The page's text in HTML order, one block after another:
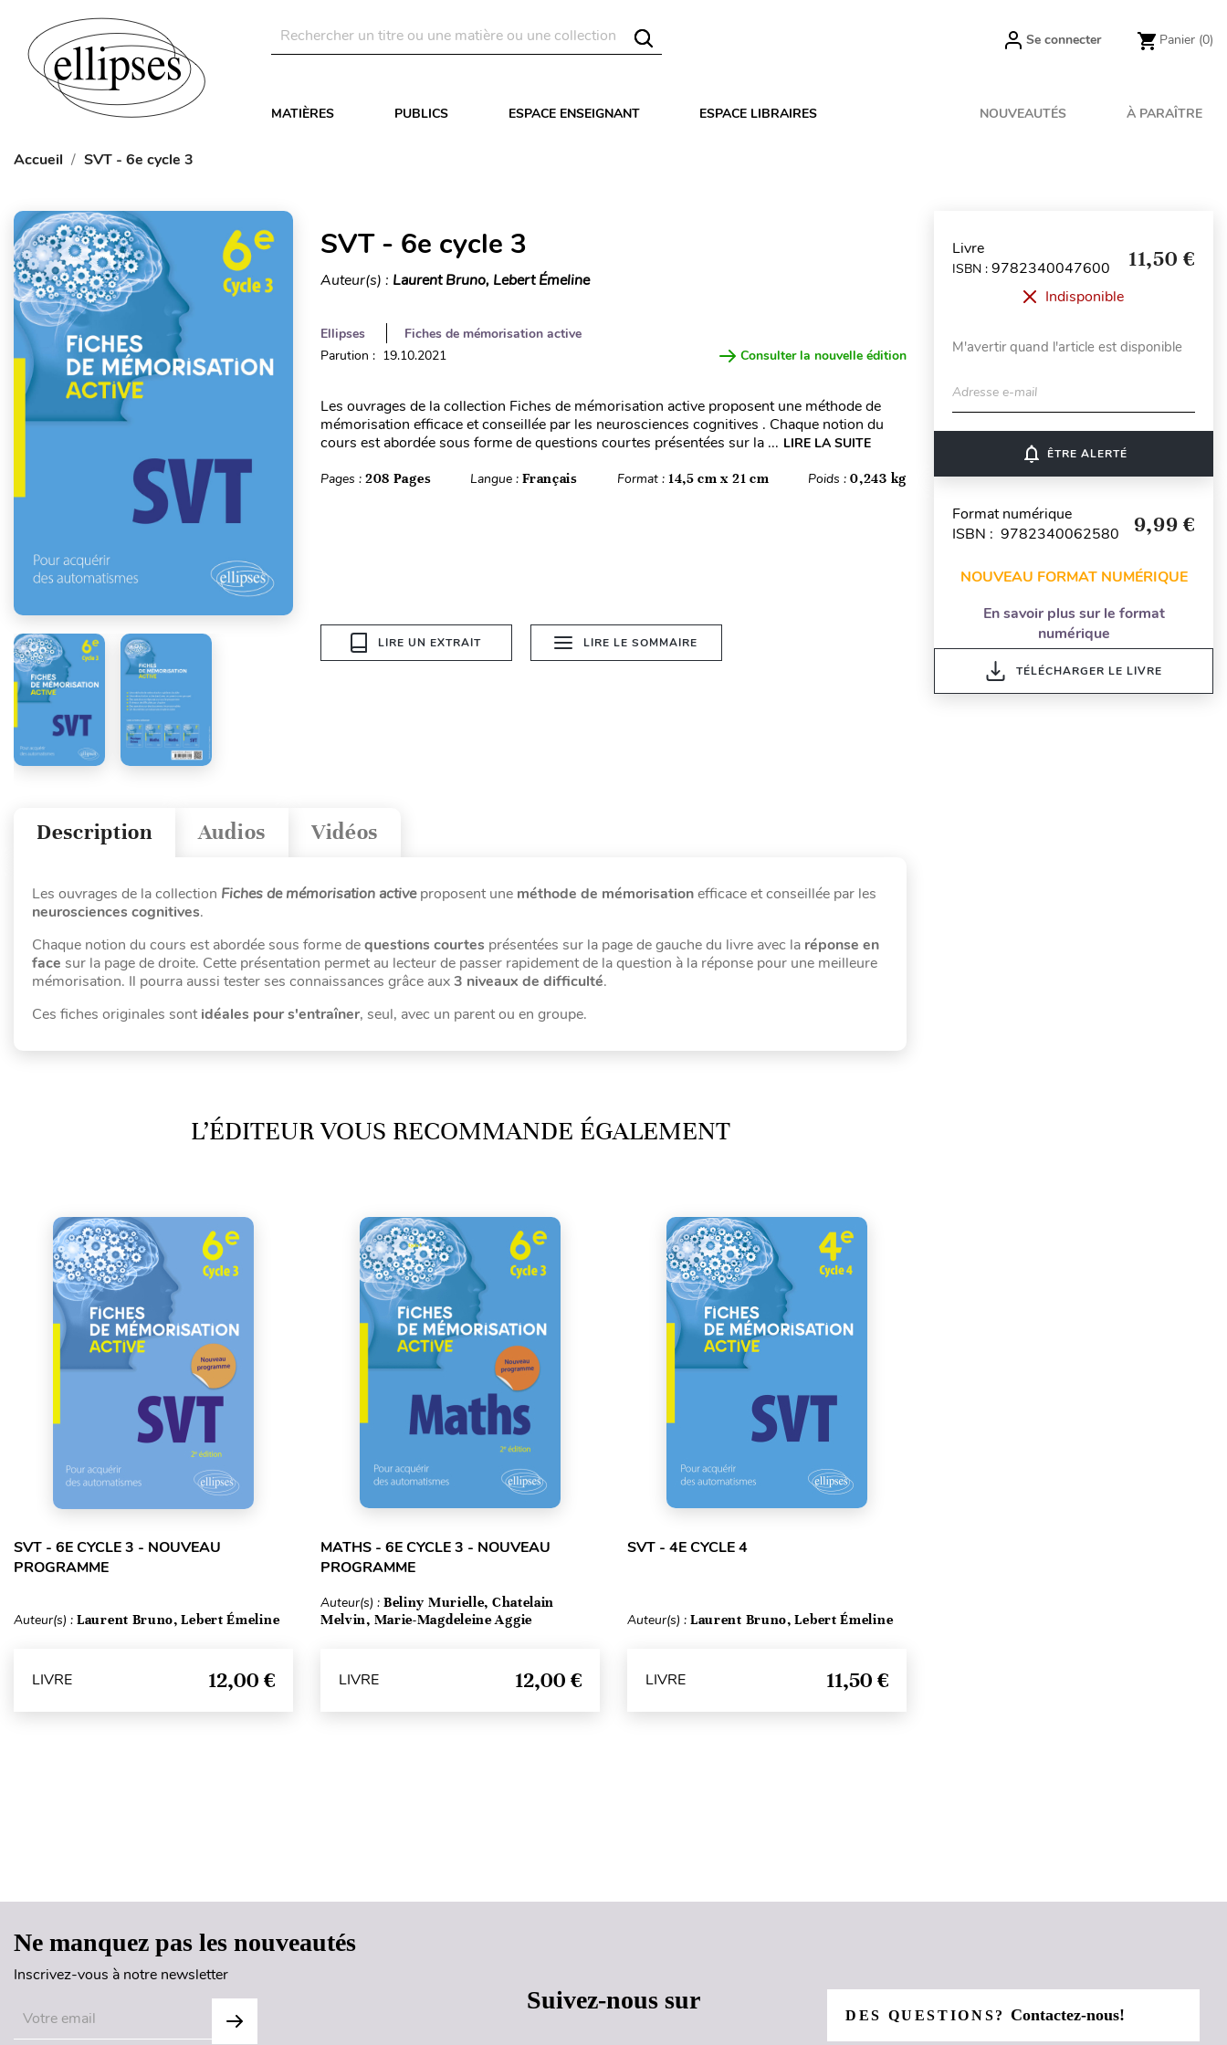
Se connecter Panier (0)
MATIÈRES PUBLICS ESPACE ENSEIGNANT ESPACE LIBRAIRES NOUVEAUTÉS À PARAÎTRE
Accueil SVT - 6e cycle 3
SVT - 6e cycle 3
Auteur(s) : Laurent Bruno, Lebert Émeline
Ellipses
Fiches de mémorisation active
Parution : 19.10.2021
Consulter la nouvelle édition
Les ouvrages de la collection Fiches de mémorisation active proposent une méthode de
mémorisation efficace et conseillée par les neurosciences cognitives . Chaque notion du
cours est abordée sous forme de questions courtes présentées sur la ... LIRE LA SUITE
Pages : 208 Pages Langue :Français Format : 14,5 cm x 21 cm Poids :0,243 kg
LIRE UN EXTRAIT LIRE LE SOMMAIRE
Vidéos
Audios
Description
Les ouvrages de la collection Fiches de mémorisation activeproposent une méthode de mémorisationefficace et conseillée par les
neurosciences cognitives.
Chaque notion du cours est abordée sous forme dequestions courtes présentées sur la page de gauche du livre avec la réponse en
face sur la page de droite. Cette présentation permet au lecteur de passer rapidement de la question à la réponse pour une meilleure
mémorisation. Il pourra aussi tester ses connaissances grâce aux3 niveaux de difficulté.
Ces fiches originales sontidéales pour s'entraîner, seul, avec un parent ou en groupe.
L’ÉDITEUR VOUS RECOMMANDE ÉGALEMENT
SVT - 6E CYCLE 3 - NOUVEAU
PROGRAMME
Auteur(s) : Laurent Bruno, Lebert Émeline
LIVRE 12,00 €
MATHS - 6E CYCLE 3 - NOUVEAU
PROGRAMME
Auteur(s) : Beliny Murielle, Chatelain
Melvin, Marie-Magdeleine Aggie
LIVRE 12,00 €
SVT - 4E CYCLE 4
Auteur(s) : Laurent Bruno, Lebert Émeline
LIVRE 11,50 €
Livre
ISBN : 9782340047600 11,50 €
Indisponible
M'avertir quand l'article est disponible
Adresse e-mail
notifications_none ÊTRE ALERTÉ
Format numérique
ISBN : 9782340062580
9,99 €
NOUVEAU FORMAT NUMÉRIQUE
En savoir plus sur le format
numérique
TÉLÉCHARGER LE LIVRE
Ne manquez pas les nouveautés
Inscrivez-vous à notre newsletter
Suivez-nous sur
DES QUESTIONS?Contactez-nous!